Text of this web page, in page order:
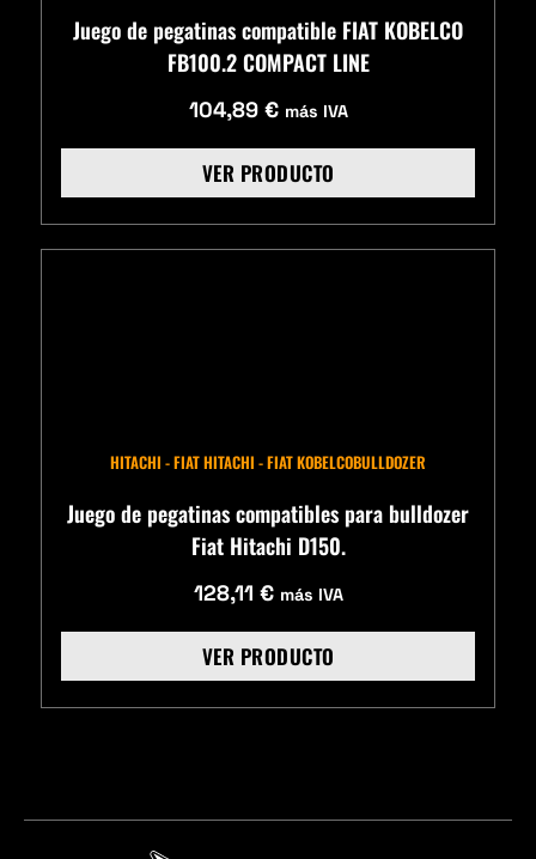
Juego de pegatinas compatible FIAT KOBELCO
FB100.2 COMPACT LINE
104,89 € más IVA
VER PRODUCTO
HITACHI - FIAT HITACHI - FIAT KOBELCOBULLDOZER
Juego de pegatinas compatibles para bulldozer
Fiat Hitachi D150.
128,11 € más IVA
VER PRODUCTO